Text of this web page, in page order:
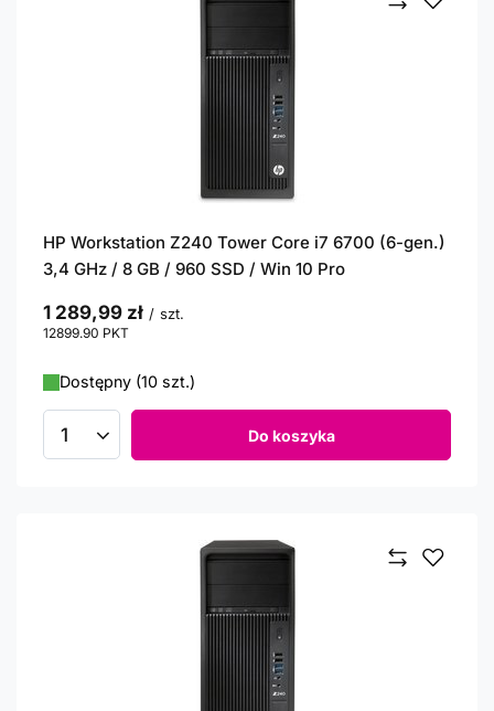
HP Workstation Z240 Tower Core i7 6700 (6-gen.)
3,4 GHz / 8 GB / 960 SSD / Win 10 Pro
1 289,99 zł / szt.
12899.90 PKT
Dostępny (10 szt.)
Ilość produktów Do koszyka